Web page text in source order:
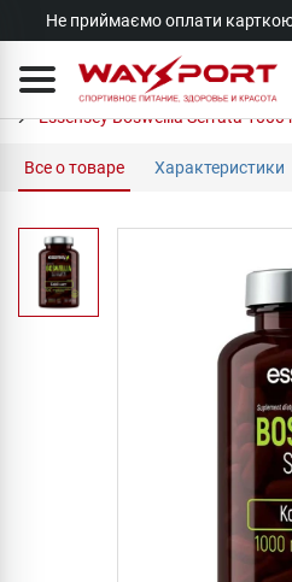
Не приймаємо оплати
Essensey Boswellia Serrata 1000
Все о товаре Характеристики